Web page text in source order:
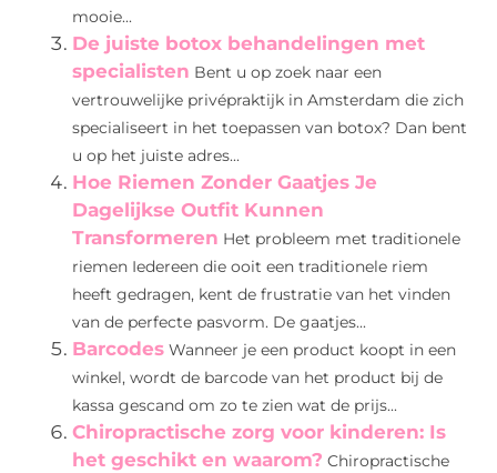
mooie...
De juiste botox behandelingen met
specialisten Bent u op zoek naar een
vertrouwelijke privépraktijk in Amsterdam die zich
specialiseert in het toepassen van botox? Dan bent
u op het juiste adres...
Hoe Riemen Zonder Gaatjes Je
Dagelijkse Outfit Kunnen
Transformeren Het probleem met traditionele
riemen Iedereen die ooit een traditionele riem
heeft gedragen, kent de frustratie van het vinden
van de perfecte pasvorm. De gaatjes...
Barcodes Wanneer je een product koopt in een
winkel, wordt de barcode van het product bij de
kassa gescand om zo te zien wat de prijs...
Chiropractische zorg voor kinderen: Is
het geschikt en waarom? Chiropractische